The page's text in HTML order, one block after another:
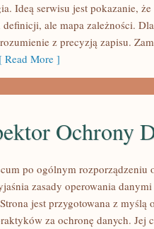
Ideą serwisu jest pokazanie,
definicji, ale mapa zależności.
z precyzją zapisu.
Read More ]
Ochrony
po ogólnym rozporządzeniu
zasady operowania
jest przygotowana z
za ochronę danych. Jej